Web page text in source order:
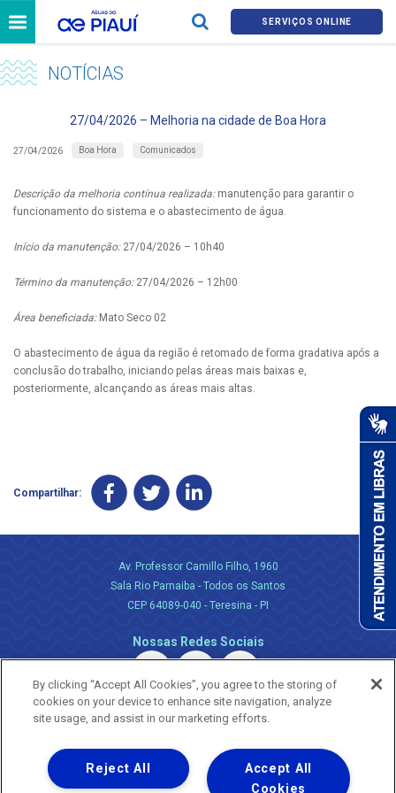
SERVIÇOS ONLINE
NOTÍCIAS
27/04/2026 – Melhoria na cidade de Boa Hora
27/04/2026 Boa Hora Comunicados
Descrição da melhoria contínua realizada:manutenção para garantir o
funcionamento do sistema e o abastecimento de água.
Início da manutenção:27/04/2026 – 10h40
Término da manutenção:27/04/2026 – 12h00
Área beneficiada:Mato Seco 02
O abastecimento de água da região é retomado de forma gradativa após a
conclusão do trabalho, iniciando pelas áreas mais baixas e,
posteriormente, alcançando as áreas mais altas.
Compartilhar:
Av. Professor Camillo Filho, 1960
Sala Rio Parnaiba - Todos os Santos
CEP 64089-040 - Teresina - PI
Nossas Redes Sociais
Uma empresa
Copyright ® 2026 - Todos os Direitos Reservados.
By clicking “Accept All Cookies”, you agree to the storing of
cookies on your device to enhance site navigation, analyze
site usage, and assist in our marketing efforts.
Accept All
Cookies
Reject All